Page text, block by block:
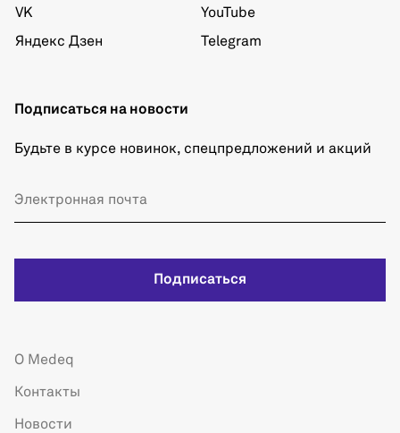
VK
Яндекс Дзен
YouTube
Telegram
Подписаться на новости
Будьте в курсе новинок, спецпредложений и акций
Подписаться
О Medeq
Контакты
Новости